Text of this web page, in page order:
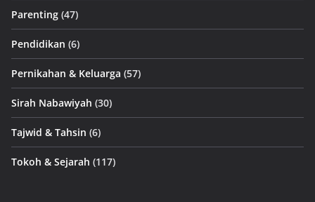
Parenting (47)
Pendidikan (6)
Pernikahan & Keluarga (57)
Sirah Nabawiyah (30)
Tajwid & Tahsin (6)
Tokoh & Sejarah (117)